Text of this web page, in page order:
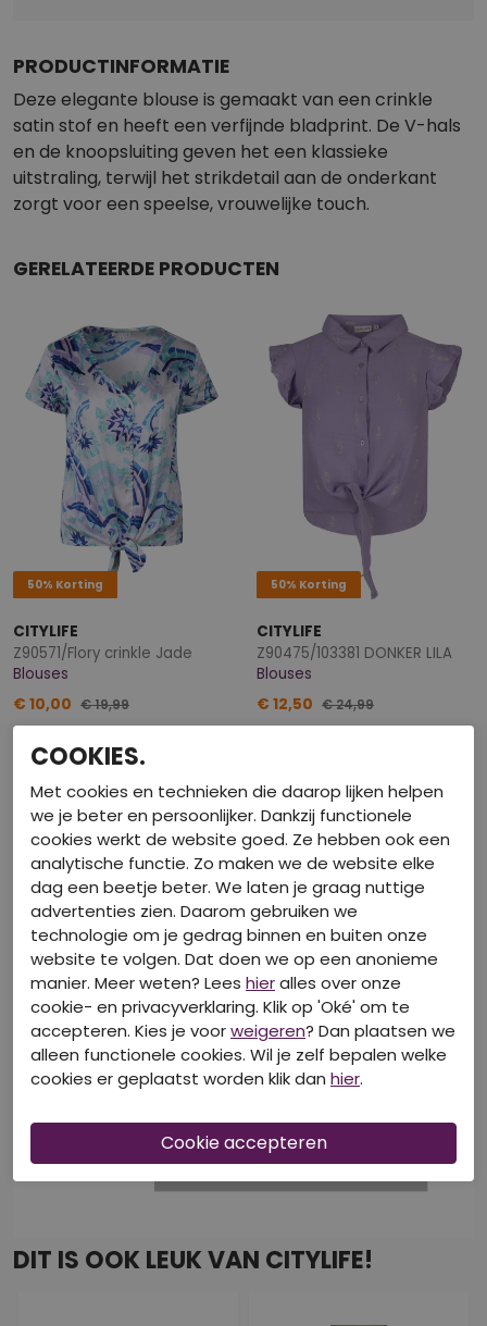
PRODUCTINFORMATIE
Deze elegante blouse is gemaakt van een crinkle
satin stof en heeft een verfijnde bladprint. De V-hals
en de knoopsluiting geven het een klassieke
uitstraling, terwijl het strikdetail aan de onderkant
zorgt voor een speelse, vrouwelijke touch.
GERELATEERDE PRODUCTEN
50% Korting
CITYLIFE
Z90571/Flory crinkle Jade
Blouses
€ 10,00 € 19,99
50% Korting
CITYLIFE
Z90475/103381 DONKER LILA
Blouses
€ 12,50 € 24,99
DIT IS OOK LEUK VAN CITYLIFE!
COOKIES.
Met cookies en technieken die daarop lijken helpen
we je beter en persoonlijker. Dankzij functionele
cookies werkt de website goed. Ze hebben ook een
analytische functie. Zo maken we de website elke
dag een beetje beter. We laten je graag nuttige
advertenties zien. Daarom gebruiken we
technologie om je gedrag binnen en buiten onze
website te volgen. Dat doen we op een anonieme
manier. Meer weten? Lees hieralles over onze
cookie- en privacyverklaring. Klik op 'Oké' om te
accepteren. Kies je voorweigeren? Dan plaatsen we
alleen functionele cookies. Wil je zelf bepalen welke
cookies er geplaatst worden klik dan hier.